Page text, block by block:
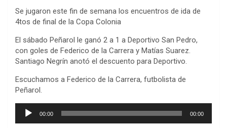
Se jugaron este fin de semana los encuentros de ida de
4tos de final de la Copa Colonia
El sábado Peñarol le ganó 2 a 1 a Deportivo San Pedro,
con goles de Federico de la Carrera y Matías Suarez.
Santiago Negrín anotó el descuento para Deportivo.
Escuchamos a Federico de la Carrera, futbolista de
Peñarol.
Reproductor
00:00 00:00